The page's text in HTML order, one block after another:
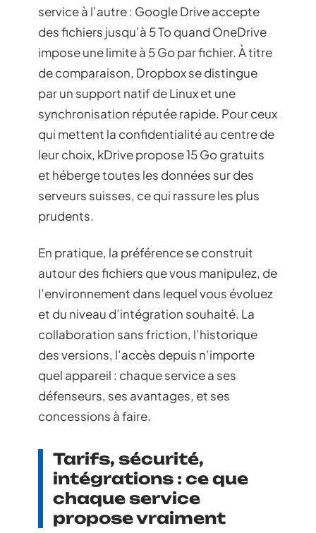
service à l’autre : Google Drive accepte
des fichiers jusqu’à 5 To quand OneDrive
impose une limite à 5 Go par fichier. À titre
de comparaison, Dropbox se distingue
par un support natif de Linux et une
synchronisation réputée rapide. Pour ceux
qui mettent la confidentialité au centre de
leur choix, kDrive propose 15 Go gratuits
et héberge toutes les données sur des
serveurs suisses, ce qui rassure les plus
prudents.
En pratique, la préférence se construit
autour des fichiers que vous manipulez, de
l’environnement dans lequel vous évoluez
et du niveau d’intégration souhaité. La
collaboration sans friction, l’historique
des versions, l’accès depuis n’importe
quel appareil : chaque service a ses
défenseurs, ses avantages, et ses
concessions à faire.
Tarifs, sécurité,
intégrations : ce que
chaque service
propose vraiment